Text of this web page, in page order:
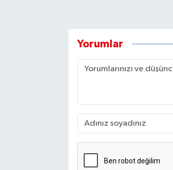
Yorumlar